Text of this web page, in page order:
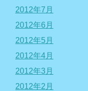
2012年7月
2012年6月
2012年5月
2012年4月
2012年3月
2012年2月